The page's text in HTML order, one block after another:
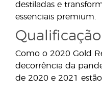
destiladas e
essenciais premium.
Qualificação
Como o 2020 Gold
decorrência da
de 2020 e 2021